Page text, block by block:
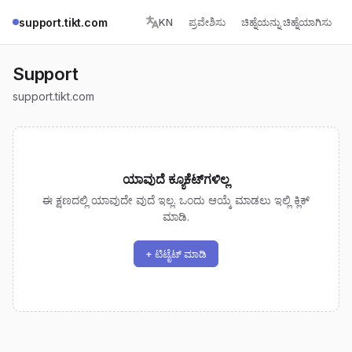
support.tikt.com KN ಪ್ರವೇಶಿಸು ಚಿಹ್ನೆಯನ್ನು ಚಿಹ್ನೆಯಾಗಿಸು
Support
support.tikt.com
ಯಾವುದೆ ಕ್ಯೂಕೆಟ್‌ಗಳಿಲ್ಲ
ಈ ಕ್ಷಣದಲ್ಲಿ ಯಾವುದೇ ವುದೆ ಇಲ್ಲ. ಒಂದು ಆಯ್ಕೆ ಮಾಡಲು ಇಲ್ಲಿ ಕ್ಲಿಕ್
ಮಾಡಿ.
+ ಟಿಟೈಟ್ ಮಾಡಿ